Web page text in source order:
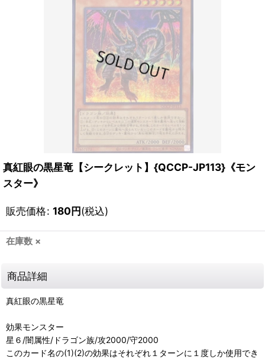
真紅眼の黒星竜【シークレット】{QCCP-JP113}《モン
スター》
販売価格: 180円(税込)
在庫数 ×
商品詳細
真紅眼の黒星竜
効果モンスター
星６/闇属性/ドラゴン族/攻2000/守2000
このカード名の(1)(2)の効果はそれぞれ１ターンに１度しか使用でき